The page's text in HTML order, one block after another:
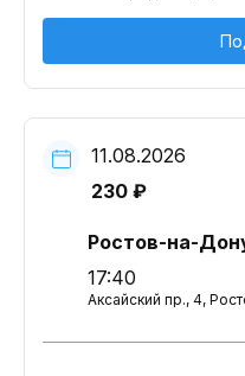
11.08.2026
230 ₽
Ростов-на-
17:40
Аксайский пр., 4,